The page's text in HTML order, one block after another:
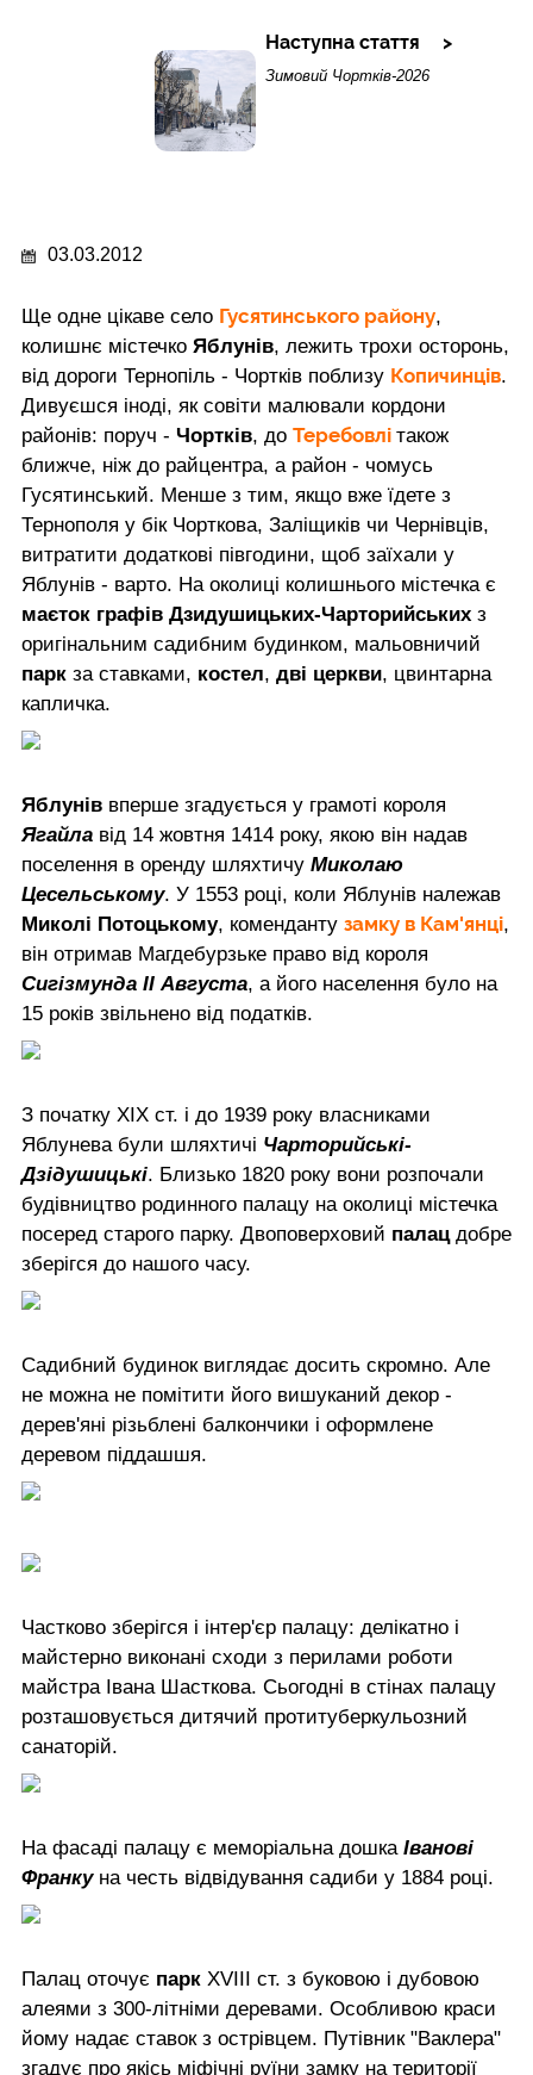
Наступна стаття
Зимовий Чортків-2026
03.03.2012
Ще одне цікаве село Гусятинського району,
колишнє містечко Яблунів, лежить трохи осторонь,
від дороги Тернопіль - Чортків поблизу Копичинців.
Дивуєшся іноді, як совіти малювали кордони
районів: поруч - Чортків, до Теребовлі також
ближче, ніж до райцентра, а район - чомусь
Гусятинський. Менше з тим, якщо вже їдете з
Тернополя у бік Чорткова, Заліщиків чи Чернівців,
витратити додаткові півгодини, щоб заїхали у
Яблунів - варто. На околиці колишнього містечка є
маєток графів Дзидушицьких-Чарторийських з
оригінальним садибним будинком, мальовничий
парк за ставками, костел, дві церкви, цвинтарна
капличка.
Яблунів вперше згадується у грамоті короля
Ягайла від 14 жовтня 1414 року, якою він надав
поселення в оренду шляхтичу Миколаю
Цесельському. У 1553 році, коли Яблунів належав
Миколі Потоцькому, коменданту замку в Кам'янці,
він отримав Магдебурзьке право від короля
Сигізмунда ІІ Августа, а його населення було на
15 років звільнено від податків.
З початку ХІХ ст. і до 1939 року власниками
Яблунева були шляхтичі Чарторийські-
Дзідушицькі. Близько 1820 року вони розпочали
будівництво родинного палацу на околиці містечка
посеред старого парку. Двоповерховий палац добре
зберігся до нашого часу.
Садибний будинок виглядає досить скромно. Але
не можна не помітити його вишуканий декор -
дерев'яні різьблені балкончики і оформлене
деревом піддашшя.
Частково зберігся і інтер'єр палацу: делікатно і
майстерно виконані сходи з перилами роботи
майстра Івана Шасткова. Сьогодні в стінах палацу
розташовується дитячий протитуберкульозний
санаторій.
На фасаді палацу є меморіальна дошка Іванові
Франкуна честь відвідування садиби у 1884 році.
Палац оточує парк XVIII ст. з буковою і дубовою
алеями з 300-літніми деревами. Особливою краси
йому надає ставок з острівцем. Путівник "Ваклера"
згадує про якісь міфічні руїни замку на території